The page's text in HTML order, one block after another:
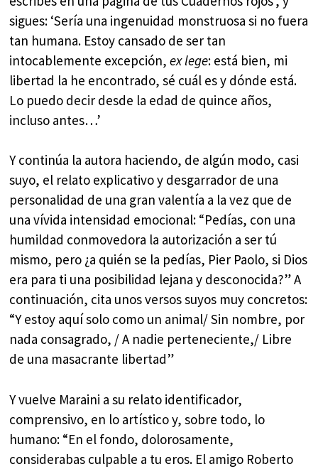
sigues: ‘Sería una ingenuidad monstruosa si no fuera
tan humana. Estoy cansado de ser tan
intocablemente excepción,ex lege: está bien, mi
libertad la he encontrado, sé cuál es y dónde está.
Lo puedo decir desde la edad de quince años,
incluso antes…’
Y continúa la autora haciendo, de algún modo, casi
suyo, el relato explicativo y desgarrador de una
personalidad de una gran valentía a la vez que de
una vívida intensidad emocional: “Pedías, con una
humildad conmovedora la autorización a ser tú
mismo, pero ¿a quién se la pedías, Pier Paolo, si Dios
era para ti una posibilidad lejana y desconocida?” A
continuación, cita unos versos suyos muy concretos:
“Y estoy aquí solo como un animal/ Sin nombre, por
nada consagrado, / A nadie perteneciente,/ Libre
de una masacrante libertad”
Y vuelve Maraini a su relato identificador,
comprensivo, en lo artístico y, sobre todo, lo
humano: “En el fondo, dolorosamente,
considerabas culpable a tu eros. El amigo Roberto